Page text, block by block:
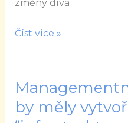
změny dívá
Číst více »
by měly
Managementnews.cz:
Firmy
by